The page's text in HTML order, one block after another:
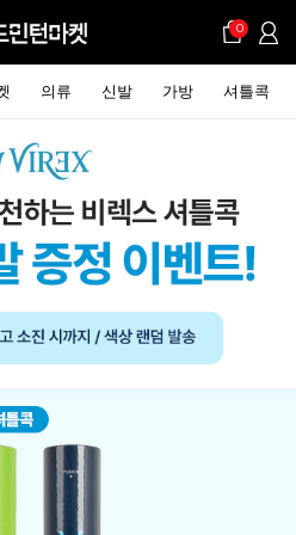
0
의류 신발 가방 셔틀콕